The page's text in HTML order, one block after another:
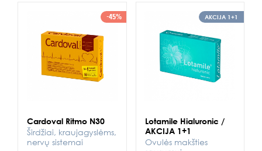
-45%
Cardoval Ritmo N30
Širdžiai, kraujagyslėms,
nervų sistemai
AKCIJA 1+1
Lotamile Hialuronic /
AKCIJA 1+1
Ovulės makšties